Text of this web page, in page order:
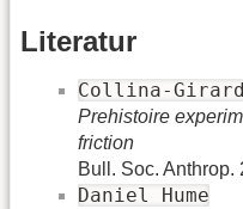
Literatur
Collina-
Prehistoire
friction
Bull. Soc. Anthrop.
Daniel Hume